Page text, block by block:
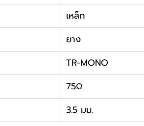
เหล็ก
ยาง
TR-MONO
75Ω
3.5 มม.